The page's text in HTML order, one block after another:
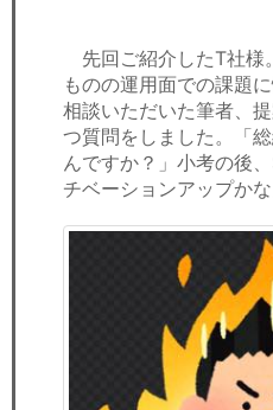
経済ニュース
労務顧問
ＩＴ
先回ご紹介したT社様
ものの運用面での課題
相談いただいた筆者、
つ質問をしました。「
んですか？」小考の後
チベーションアップかな